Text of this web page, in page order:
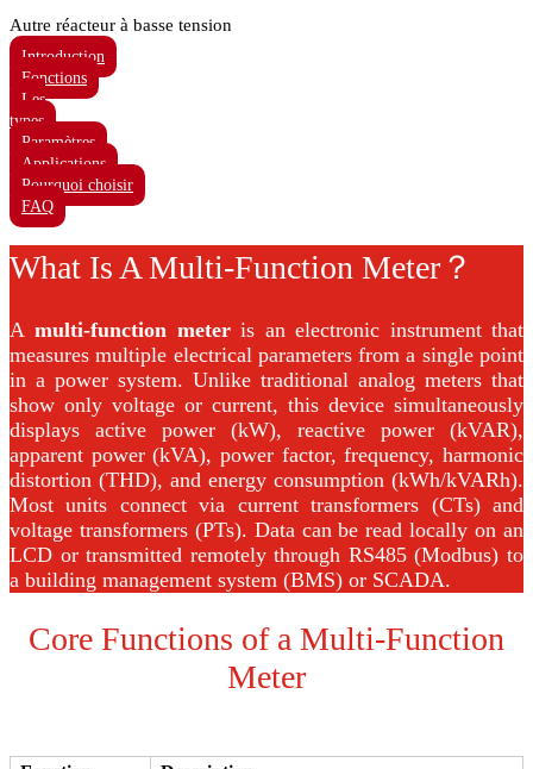
Autre réacteur à basse tension
Introduction
Fonctions
Les
types
Paramètres
Applications
Pourquoi choisir
FAQ
What Is A Multi-Function Meter？
Amulti-function meteris an electronic instrument that
measures multiple electrical parameters from a single point
in a power system. Unlike traditional analog meters that
show only voltage or current, this device simultaneously
displays active power (kW), reactive power (kVAR),
apparent power (kVA), power factor, frequency, harmonic
distortion (THD), and energy consumption (kWh/kVARh).
Most units connect via current transformers (CTs) and
voltage transformers (PTs). Data can be read locally on an
LCD or transmitted remotely through RS485 (Modbus) to
a building management system (BMS) or SCADA.
Core Functions of a Multi-Function
Meter